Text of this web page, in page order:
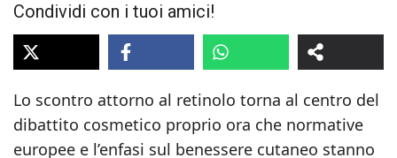
Condividi con i tuoi amici!
Lo scontro attorno al retinolo torna al centro del
dibattito cosmetico proprio ora che normative
europee e l’enfasi sul benessere cutaneo stanno